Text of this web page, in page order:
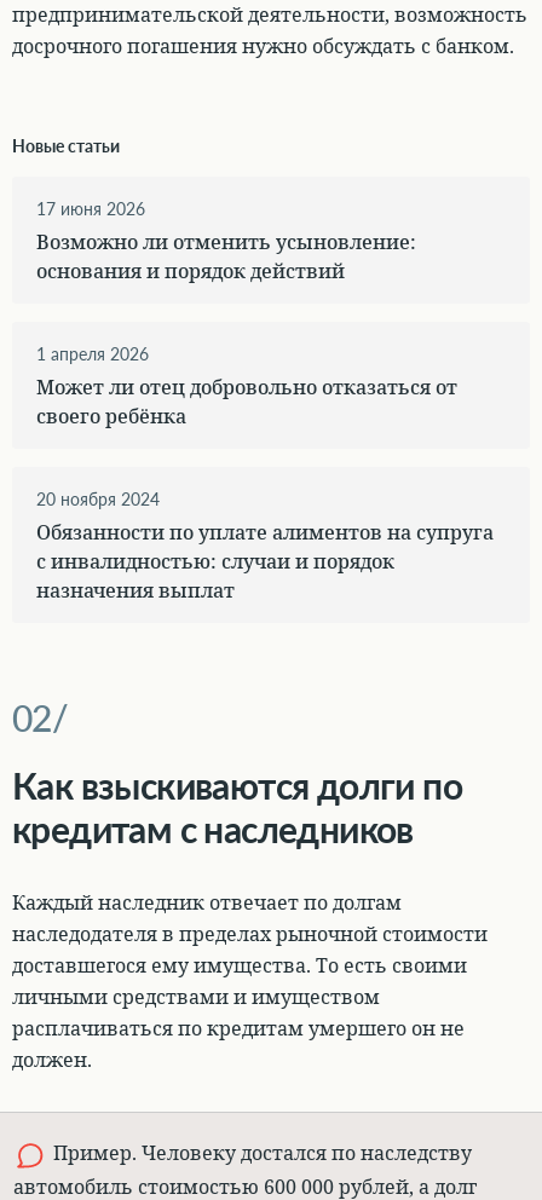
предпринимательской деятельности, возможность
досрочного погашения нужно обсуждать с банком.
Новые статьи
17 июня 2026
Возможно ли отменить усыновление:
основания и порядок действий
1 апреля 2026
Может ли отец добровольно отказаться от
своего ребёнка
20 ноября 2024
Обязанности по уплате алиментов на супруга
с инвалидностью: случаи и порядок
назначения выплат
Как взыскиваются долги по
кредитам с наследников
Каждый наследник отвечает по долгам
наследодателя в пределах рыночной стоимости
доставшегося ему имущества. То есть своими
личными средствами и имуществом
расплачиваться по кредитам умершего он не
должен.
Пример. Человеку достался по наследству
автомобиль стоимостью 600 000 рублей, а долг